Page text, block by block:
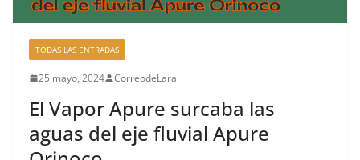
TODAS LAS ENTRADAS
25 mayo, 2024 CorreodeLara
El Vapor Apure surcaba las
aguas del eje fluvial Apure